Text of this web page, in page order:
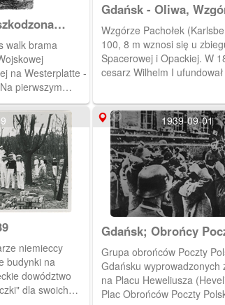
wejściowa
Składnicy
walk brama
na Westerplatte -
pierwszym
skrzydła
nad nią
tablicami: na
Polski, na dolnej
/
Za bramą stoi
(lub
z okrągłą
a za nim
drewniany
budynku). W
kopiowania,
IPN,
1
Gdańsk - Oliwa,
Pachołek (Karlsberg)
Wzgórze Pachołek
100, 8 m wznosi się u
Spacerowej i Opackiej. W
cesarz Wilhelm I
- w miejscu
widokowego. Wieża ta
wysadzona przez wojska
III 1945 r. W 1975 r.
miejsce wieżę z żeliwnej
(zmodernizowana w 2009
niemieccy
budynki na
dowództwo
dla swoich
1939-09-01
Gdańsk; Obrońcy
Polskiej w Gdańsku po
poddaniu placówki.
Grupa obrońców Poczty
Gdańsku wyprowadzonych
na Placu Heweliusza
Plac Obrońców Poczty